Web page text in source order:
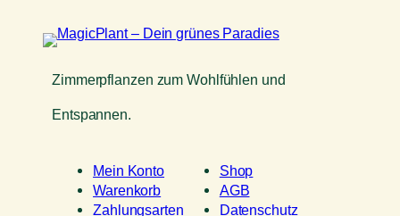
Zimmerpflanzen zum Wohlfühlen und
Entspannen.
Mein Konto
Warenkorb
Zahlungsarten
Shop
AGB
Datenschutz